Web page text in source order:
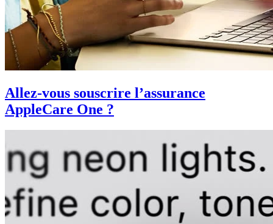
Allez-vous souscrire l’assurance
AppleCare One ?